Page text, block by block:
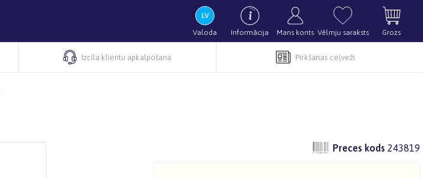
Valoda Informācija Mans konts Vēlmju saraksts Grozs
Izcila klientu apkalpošana Pirkšanas ceļveži
Preces kods 243819